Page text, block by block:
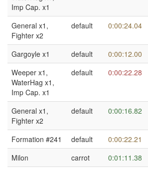
Imp Cap. x1
General x1,
Fighter x2
default 0:00:24.04
Gargoyle x1 default 0:00:12.00
Weeper x1,
WaterHag x1,
Imp Cap. x1
default 0:00:22.28
General x1,
Fighter x2
default 0:00:16.82
Formation #241 default 0:00:22.21
Milon
carrot 0:01:11.38